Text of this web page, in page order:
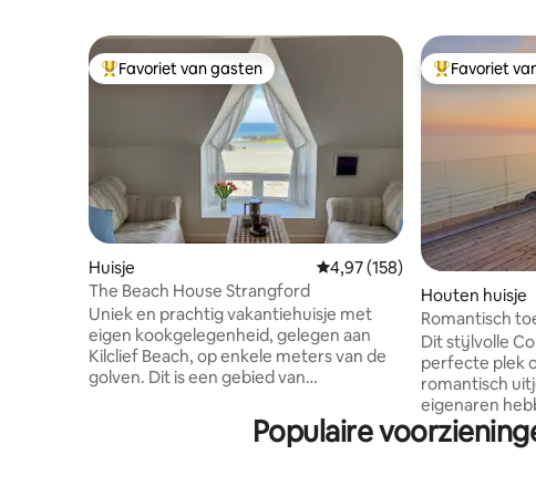
Topfavoriet van gasten
Favoriet van gasten
Huisje Gemiddelde beoordeling
4,97 (158)
The Beach House Strangford
Uniek en prachtig vakantiehuisje met
eigen kookgelegenheid, gelegen aan
Kilclief Beach, op enkele meters van de
golven. Dit is een gebied van
de buurt van Strangford – geniet van
watersport (vooral zwemmen),
Topfavoriet
Favoriet
Houten huisje
Romantisch
op de oceaan
Dit stijlvolle
perfecte plek
romantisch
eigenaren
hemels chalet
het
Populaire